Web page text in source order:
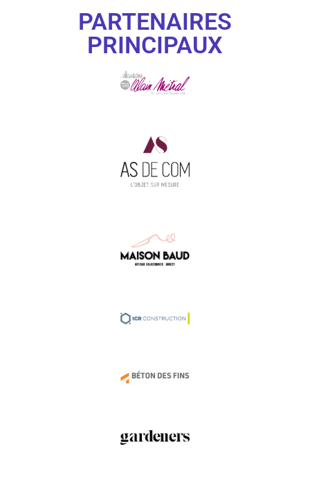
PARTENAIRES
PRINCIPAUX